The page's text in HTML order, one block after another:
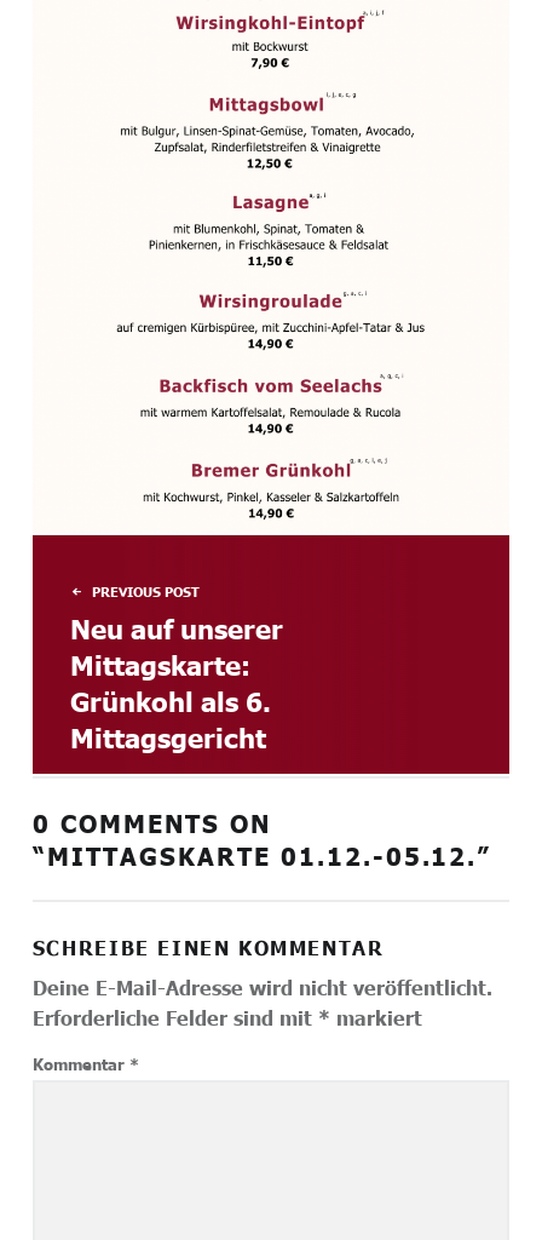
BEITRAGSNAVIGATION
PREVIOUS POST
Neu auf unserer
Mittagskarte:
Grünkohl als 6.
Mittagsgericht
0 COMMENTS ON
“MITTAGSKARTE 01.12.-05.12.”
SCHREIBE EINEN KOMMENTAR
Deine E-Mail-Adresse wird nicht veröffentlicht.
Erforderliche Felder sind mit * markiert
Kommentar *